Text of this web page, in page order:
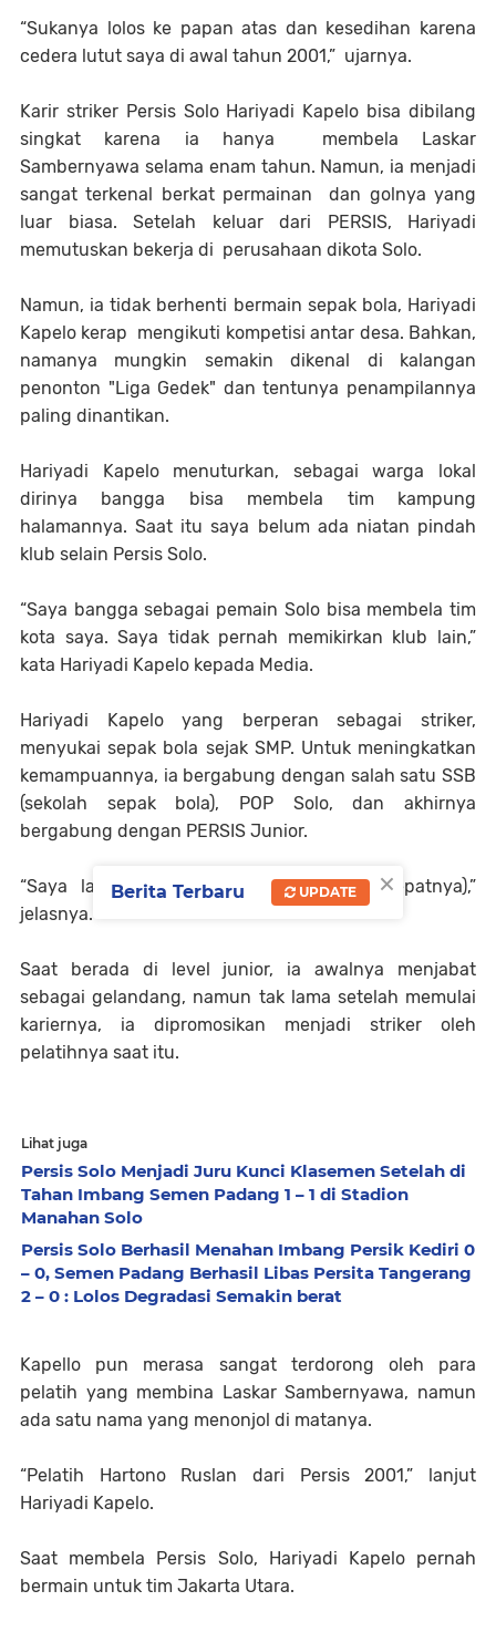
“Sukanya lolos ke papan atas dan kesedihan karena
cedera lutut saya di awal tahun 2001,” ujarnya.
Karir striker Persis Solo Hariyadi Kapelo bisa dibilang
singkat karena ia hanya membela Laskar
Sambernyawa selama enam tahun. Namun, ia menjadi
sangat terkenal berkat permainan dan golnya yang
luar biasa. Setelah keluar dari PERSIS, Hariyadi
memutuskan bekerja di perusahaan dikota Solo.
Namun, ia tidak berhenti bermain sepak bola, Hariyadi
Kapelo kerap mengikuti kompetisi antar desa. Bahkan,
namanya mungkin semakin dikenal di kalangan
penonton "Liga Gedek" dan tentunya penampilannya
paling dinantikan.
Hariyadi Kapelo menuturkan, sebagai warga lokal
dirinya bangga bisa membela tim kampung
halamannya. Saat itu saya belum ada niatan pindah
klub selain Persis Solo.
“Saya bangga sebagai pemain Solo bisa membela tim
kota saya. Saya tidak pernah memikirkan klub lain,”
kata Hariyadi Kapelo kepada Media.
Hariyadi Kapelo yang berperan sebagai striker,
menyukai sepak bola sejak SMP. Untuk meningkatkan
kemampuannya, ia bergabung dengan salah satu SSB
(sekolah sepak bola), POP Solo, dan akhirnya
bergabung dengan PERSIS Junior.
“Saya latihan dari SMP sampai SMP (tepatnya),”
jelasnya.
Saat berada di level junior, ia awalnya menjabat
sebagai gelandang, namun tak lama setelah memulai
kariernya, ia dipromosikan menjadi striker oleh
pelatihnya saat itu.
Lihat juga
Persis Solo Menjadi Juru Kunci Klasemen Setelah di
Tahan Imbang Semen Padang 1 – 1 di Stadion
Manahan Solo
Persis Solo Berhasil Menahan Imbang Persik Kediri 0
– 0, Semen Padang Berhasil Libas Persita Tangerang
2 – 0 : Lolos Degradasi Semakin berat
Kapello pun merasa sangat terdorong oleh para
pelatih yang membina Laskar Sambernyawa, namun
ada satu nama yang menonjol di matanya.
“Pelatih Hartono Ruslan dari Persis 2001,” lanjut
Hariyadi Kapelo.
Saat membela Persis Solo, Hariyadi Kapelo pernah
bermain untuk tim Jakarta Utara.
×
Berita Terbaru UPDATE